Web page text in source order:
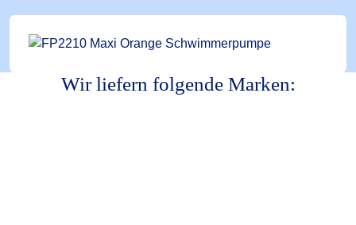
Wir liefern folgende Marken: